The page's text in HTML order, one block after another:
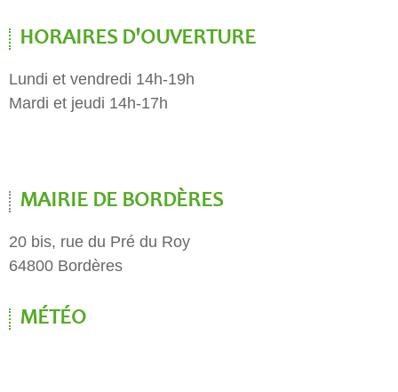
HORAIRES D'OUVERTURE
Lundi et vendredi 14h-19h
Mardi et jeudi 14h-17h
MAIRIE DE BORDÈRES
20 bis, rue du Pré du Roy
64800 Bordères
MÉTÉO